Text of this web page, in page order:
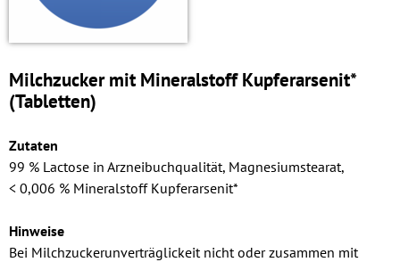
Milchzucker mit Mineralstoff Kupfer­arsenit*
(Tabletten)
Zutaten
99 % Lactose in Arzneibuchqualität, Magnesiumstearat,
< 0,006 % Mineralstoff Kupfer­arsenit*
Hinweise
Bei Milchzuckerunverträglickeit nicht oder zusammen mit